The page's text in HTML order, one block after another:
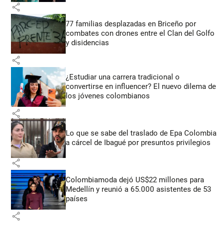
share
77 familias desplazadas en Briceño por
combates con drones entre el Clan del Golfo
y disidencias
share
¿Estudiar una carrera tradicional o
convertirse en influencer? El nuevo dilema de
los jóvenes colombianos
share
Lo que se sabe del traslado de Epa Colombia
a cárcel de Ibagué por presuntos privilegios
share
Colombiamoda dejó US$22 millones para
Medellín y reunió a 65.000 asistentes de 53
países
share